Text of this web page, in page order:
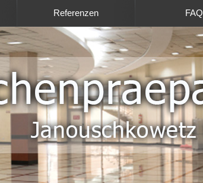
Referenzen FAQ